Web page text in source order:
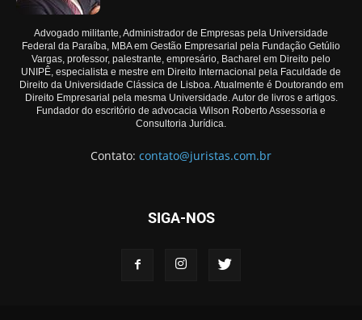
Advogado militante, Administrador de Empresas pela Universidade
Federal da Paraíba, MBA em Gestão Empresarial pela Fundação Getúlio
Vargas, professor, palestrante, empresário, Bacharel em Direito pelo
UNIPÊ, especialista e mestre em Direito Internacional pela Faculdade de
Direito da Universidade Clássica de Lisboa. Atualmente é Doutorando em
Direito Empresarial pela mesma Universidade. Autor de livros e artigos.
Fundador do escritório de advocacia Wilson Roberto Assessoria e
Consultoria Jurídica.
Contato: contato@juristas.com.br
SIGA-NOS